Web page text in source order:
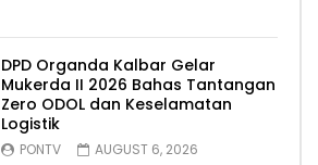
DPD Organda Kalbar Gelar
Mukerda II 2026 Bahas Tantangan
Zero ODOL dan Keselamatan
Logistik
PONTV AUGUST 6, 2026